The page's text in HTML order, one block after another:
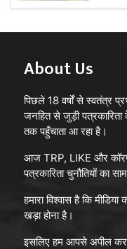
About Us
पिछले 18 वर्षों से स्वतंत्र
जनहित से जुड़ी
तक पहुँचाता आ रहा है।
आज TRP, LIKE और
पत्रकारिता चुनौतियों का
हमारा विश्वास है कि
खड़ा होना है।
इसलिए हम आपसे अपील